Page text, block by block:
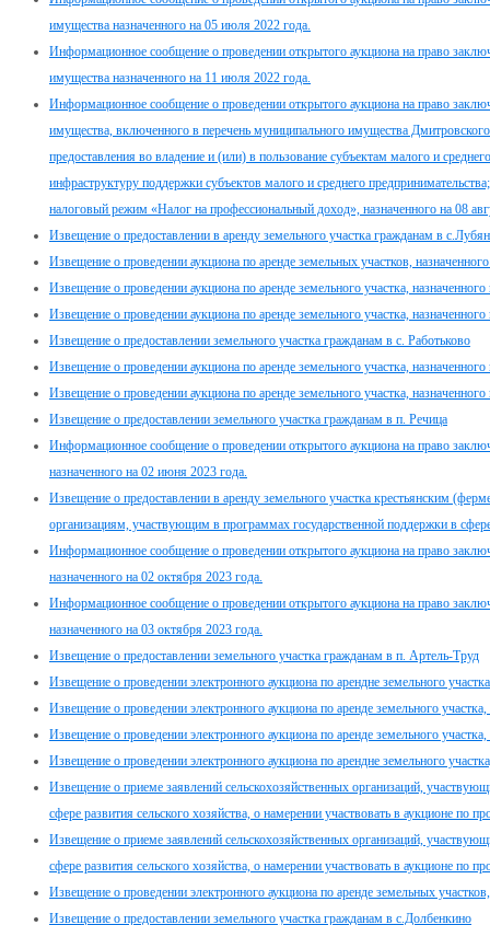
имущества назначенного на 05 июля 2022 года.
Информационное сообщение о проведении открытого аукциона на право
имущества назначенного на 11 июля 2022 года.
Информационное сообщение о проведении открытого аукциона на право
имущества, включенного в перечень муниципального имущества
предоставления во владение и (или) в пользование субъектам малого и
инфраструктуру поддержки субъектов малого и среднего
налоговый режим «Налог на профессиональный доход», назначенного на 08
Извещение о предоставлении в аренду земельного участка гражданам в
Извещение о проведении аукциона по аренде земельных участков,
Извещение о проведении аукциона по аренде земельного участка,
Извещение о проведении аукциона по аренде земельного участка,
Извещение о предоставлении земельного участка гражданам в с. Работьково
Извещение о проведении аукциона по аренде земельного участка,
Извещение о проведении аукциона по аренде земельного участка,
Извещение о предоставлении земельного участка гражданам в п. Речица
Информационное сообщение о проведении открытого аукциона на право
назначенного на 02 июня 2023 года.
Извещение о предоставлении в аренду земельного участка крестьянским
организациям, участвующим в программах государственной поддержки в сфере
Информационное сообщение о проведении открытого аукциона на право
назначенного на 02 октября 2023 года.
Информационное сообщение о проведении открытого аукциона на право
назначенного на 03 октября 2023 года.
Извещение о предоставлении земельного участка гражданам в п. Артель-Труд
Извещение о проведении электронного аукциона по арендне земельного
Извещение о проведении электронного аукциона по аренде земельного
Извещение о проведении электронного аукциона по аренде земельного
Извещение о проведении электронного аукциона по арендне земельного
Извещение о приеме заявлений сельскохозяйственных организаций,
сфере развития сельского хозяйства, о намерении участвовать в аукционе по
Извещение о приеме заявлений сельскохозяйственных организаций,
сфере развития сельского хозяйства, о намерении участвовать в аукционе по
Извещение о проведении электронного аукциона по аренде земельных
Извещение о предоставлении земельного участка гражданам в с.Долбенкино